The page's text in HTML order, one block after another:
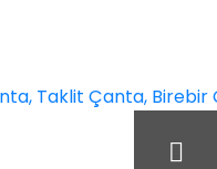
Louis Vuitton Cüzdan